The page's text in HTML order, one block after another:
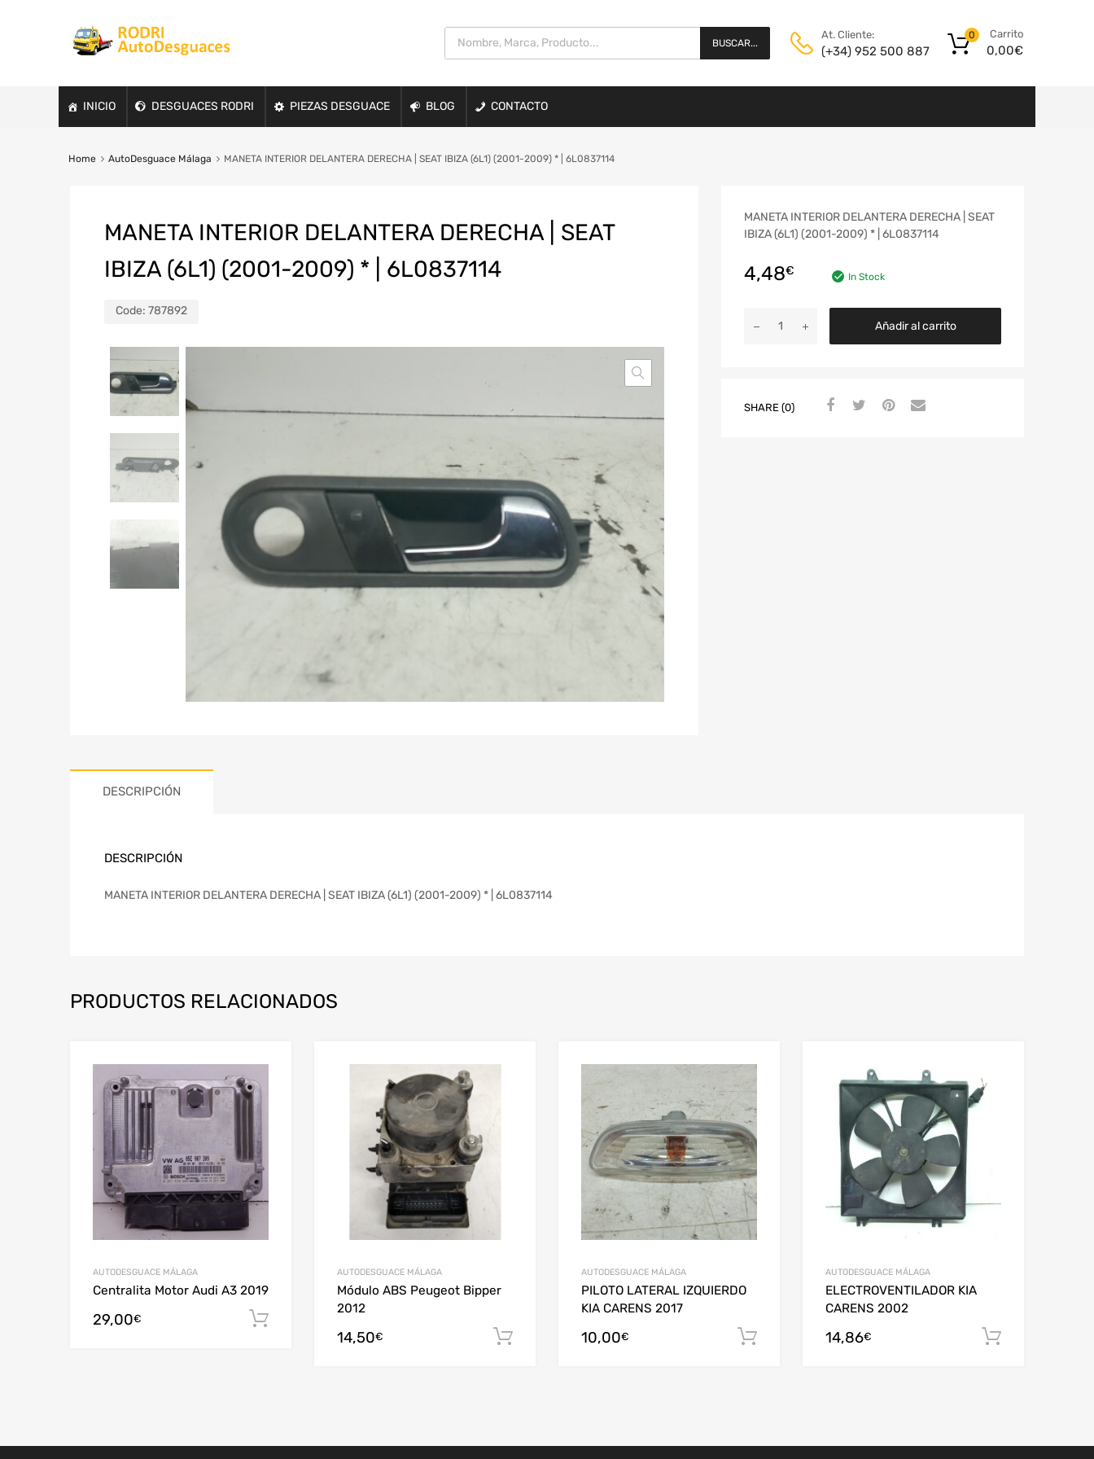
BUSCAR...
At. Cliente:
(+34) 952 500 887
Carrito
0,00€
0
INICIO DESGUACES RODRI PIEZAS DESGUACE BLOG CONTACTO
Home AutoDesguace Málaga MANETA INTERIOR DELANTERA DERECHA | SEAT IBIZA (6L1) (2001-2009) * | 6L0837114
MANETA INTERIOR DELANTERA DERECHA | SEAT
IBIZA (6L1) (2001-2009) * | 6L0837114
Code: 787892
MANETA INTERIOR DELANTERA DERECHA | SEAT
IBIZA (6L1) (2001-2009) * | 6L0837114
4,48€ In Stock
Añadir al carrito
SHARE (0)
DESCRIPCIÓN
DESCRIPCIÓN
MANETA INTERIOR DELANTERA DERECHA | SEAT IBIZA (6L1) (2001-2009) * | 6L0837114
PRODUCTOS RELACIONADOS
AUTODESGUACE MÁLAGA
Centralita Motor Audi A3 2019
29,00€
AUTODESGUACE MÁLAGA
Módulo ABS Peugeot Bipper
2012
14,50€ Añadir al carrito
AUTODESGUACE MÁLAGA
PILOTO LATERAL IZQUIERDO
KIA CARENS 2017
10,00€ Añadir al carrito
AUTODESGUACE MÁLAGA
ELECTROVENTILADOR KIA
CARENS 2002
14,86€